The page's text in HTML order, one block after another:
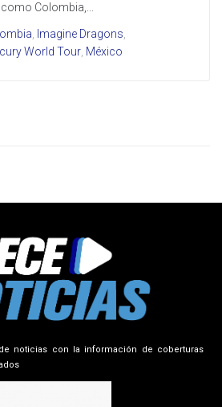
Colombia,...
, Imagine Dragons,
World Tour, México
noticias con la información de coberturas